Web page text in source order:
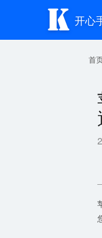
 开心
首